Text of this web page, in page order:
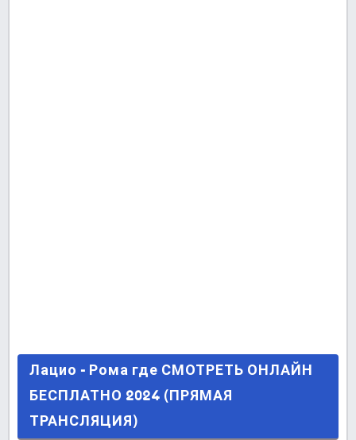
Лацио - Рома где СМОТРЕТЬ ОНЛАЙН
БЕСПЛАТНО 2024 (ПРЯМАЯ ТРАНСЛЯЦИЯ)
Лацио - Рома где СМОТРЕТЬ ОНЛАЙН
БЕСПЛАТНО 2024 (ПРЯМАЯ
ТРАНСЛЯЦИЯ)